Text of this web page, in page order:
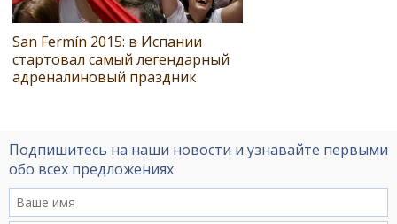
San Fermín 2015: в Испании
стартовал самый легендарный
адреналиновый праздник
Подпишитесь на наши новости и узнавайте первыми
обо всех предложениях